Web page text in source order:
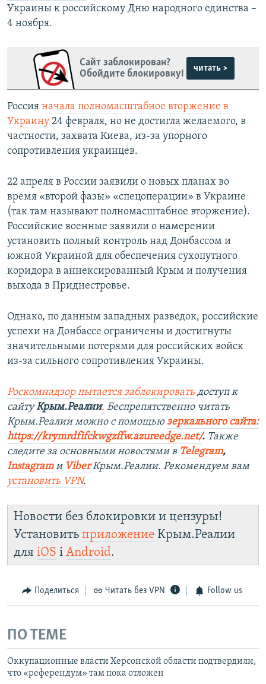
Украины к российскому Дню народного единства –
4 ноября.
Сайт заблокирован?
Обойдите блокировку!
читать >
Россия начала полномасштабное вторжение в
Украину 24 февраля, но не достигла желаемого, в
частности, захвата Киева, из-за упорного
сопротивления украинцев.
22 апреля в России заявили о новых планах во
время «второй фазы» «спецоперации» в Украине
(так там называют полномасштабное вторжение).
Российские военные заявили о намерении
установить полный контроль над Донбассом и
южной Украиной для обеспечения сухопутного
коридора в аннексированный Крым и получения
выхода в Приднестровье.
Однако, по данным западных разведок, российские
успехи на Донбассе ограничены и достигнуты
значительными потерями для российских войск
из-за сильного сопротивления Украины.
Роскомнадзор пытается заблокировать доступ к
сайтуКрым.Реалии. Беспрепятственно читать
Крым.Реалии можно с помощью зеркального сайта:
https://krymrdfifckwgzffw.azureedge.net/. ​ Также
следите за основными новостями в Telegram,
Instagram и ViberКрым.Реалии. Рекомендуем вам
установить VPN.
Новости без блокировки и цензуры!
Установить приложение Крым.Реалии
для iOS і Android.
Поделиться Читать без VPN Follow us
ПО ТЕМЕ
Оккупационные власти Херсонской области подтвердили,
что «референдум» там пока отложен